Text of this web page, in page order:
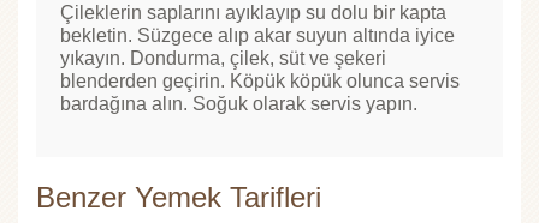
Çileklerin saplarını ayıklayıp su dolu bir kapta
bekletin. Süzgece alıp akar suyun altında iyice
yıkayın. Dondurma, çilek, süt ve şekeri
blenderden geçirin. Köpük köpük olunca servis
bardağına alın. Soğuk olarak servis yapın.
Benzer Yemek Tarifleri